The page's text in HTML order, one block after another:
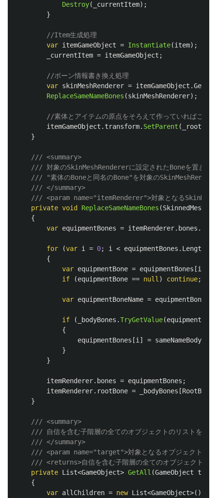
Destroy( _currentItem);
}
//Item生成処理
var itemGameObject = Instantiate(item);
_currentItem = itemGameObject ;
//ボーン情報書き換え処理
var skinMeshRenderer = itemGameObject .
ReplaceSameNameBones (skinMeshRenderer);
//素体とアイテムの原点をそろえて作っていればこの
itemGameObject . transform. SetParent (
_rootBone
}
/// <summary>
/// 対象のSkinMeshRendererに設定されたBoneを置き換
/// "素体のBoneと同名のBone"を対象の
/// </summary>
/// <param name="itemRenderer">対象となる
private void ReplaceSameNameBones (
{
var equipmentBones = itemRenderer. bones .
for (var i = 0; i < equipmentBones . Length
{
var equipmentBone = equipmentBones [i
if
(equipmentBone == null) continue;
var equipmentBoneName = equipmentBone
if ( _bodyBones .TryGetValue(
{
equipmentBones [i] = sameNameBodyBone
}
}
itemRenderer. bones = equipmentBones ;
itemRenderer. rootBone = _bodyBones [
}
/// <summary>
/// 自信を含む子階層の全てのオブジェクトのリストを返す
/// </summary>
/// <param name="target">対象となるオブジェクト</
/// <returns>自信を含む子階層の全てのオブジェクト
private List<GameObject> GetAll (GameObject
{
var allChildren = new List<GameObject>();